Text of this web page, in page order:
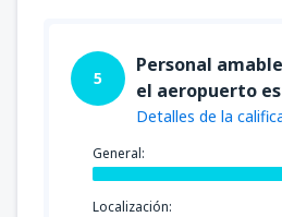
desde Puerto Natales,
Gallardo Airport (PNT)
DESDE
5
Personal
el aeropuerto
Detalles de la
General:
Localización: